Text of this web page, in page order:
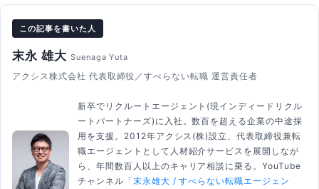
この記事を書いた人
末永 雄大 Suenaga Yuta
アクシス株式会社 代表取締役／すべらない転職 運営責任者
新卒でリクルートエージェント(現インディードリクル
ートパートナーズ)に入社。数百を超える企業の中途採
用を支援。2012年アクシス(株)設立、代表取締役兼転
職エージェントとして人材紹介サービスを展開しなが
ら、年間数百人以上のキャリア相談に乗る。YouTube
チャンネル 「末永雄大 / すべらない転職エージェン